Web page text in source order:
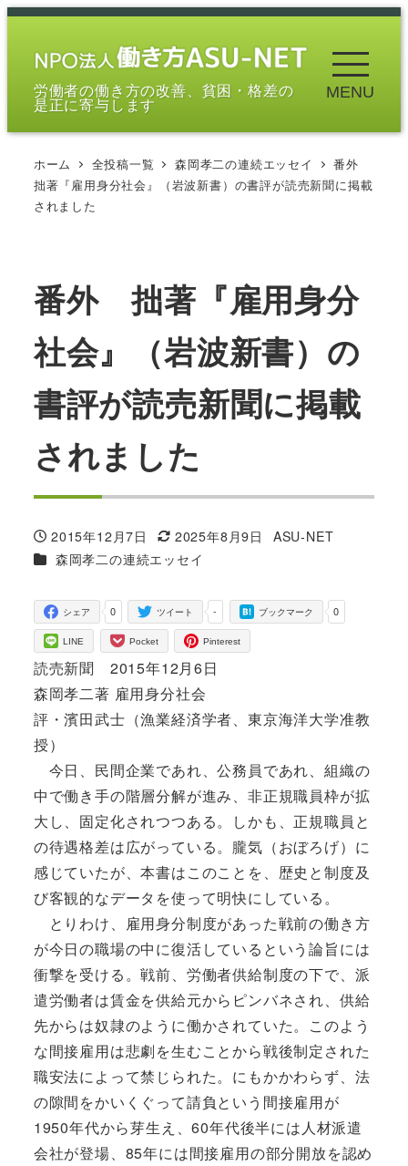
メ
労働者の働き方の改善、貧困・格差の
是正に寄与します
MENU
ホーム 全投稿一覧 森岡孝二の連続エッセイ
番外
拙著『雇用身分社会』（岩波新書）の書評が読売新聞に掲載
されました
番外 拙著『雇用身分
社会』（岩波新書）の
書評が読売新聞に掲載
されました
投稿日
2015年12月7日
更新日
2025年8月9日
著
ASU-NET
カテゴリー
森岡孝二の連続エッセイ
0
シェア -
ツイート 0
ブックマーク
LINE Pocket Pinterest
読売新聞 2015年12月6日
森岡孝二著 雇用身分社会
評・濱田武士（漁業経済学者、東京海洋大学准教
授）
今日、民間企業であれ、公務員であれ、組織の
中で働き手の階層分解が進み、非正規職員枠が拡
大し、固定化されつつある。しかも、正規職員と
の待遇格差は広がっている。朧気（おぼろげ）に
感じていたが、本書はこのことを、歴史と制度及
び客観的なデータを使って明快にしている。
とりわけ、雇用身分制度があった戦前の働き方
が今日の職場の中に復活しているという論旨には
衝撃を受ける。戦前、労働者供給制度の下で、派
遣労働者は賃金を供給元からピンバネされ、供給
先からは奴隷のように働かされていた。このよう
な間接雇用は悲劇を生むことから戦後制定された
職安法によって禁じられた。にもかかわらず、法
の隙間をかいくぐって請負という間接雇用が
1950年代から芽生え、60年代後半には人材派遣
会社が登場、85年には間接雇用の部分開放を認め